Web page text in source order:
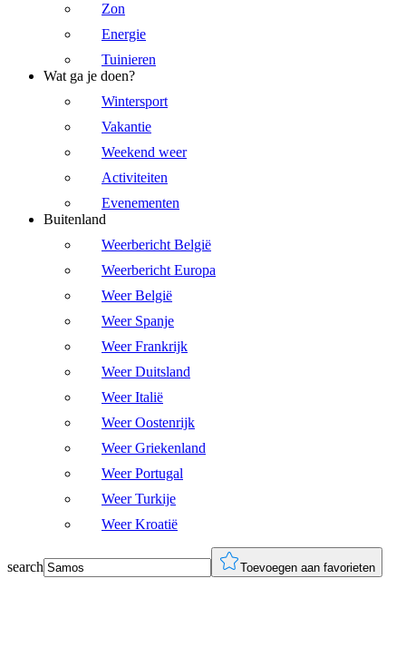
Zon
Energie
Tuinieren
Wat ga je doen?
Wintersport
Vakantie
Weekend weer
Activiteiten
Evenementen
Buitenland
Weerbericht België
Weerbericht Europa
Weer België
Weer Spanje
Weer Frankrijk
Weer Duitsland
Weer Italië
Weer Oostenrijk
Weer Griekenland
Weer Portugal
Weer Turkije
Weer Kroatië
search Toevoegen aan favorieten